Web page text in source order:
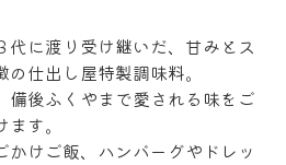
代に渡り受け継いだ、甘みとス
仕出し屋特製調味料。
備後ふくやまで愛される味をご
す。
かけご飯、ハンバーグやドレッ